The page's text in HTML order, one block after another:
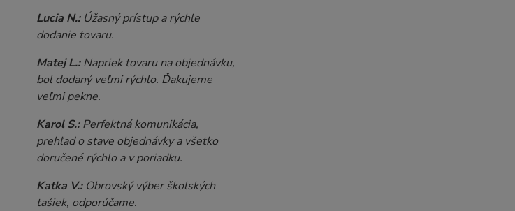
Lucia N.:Úžasný prístup a rýchle
dodanie tovaru.
Matej L.:Napriek tovaru na objednávku,
bol dodaný veľmi rýchlo. Ďakujeme
veľmi pekne.
Karol S.:Perfektná komunikácia,
prehľad o stave objednávky a všetko
doručené rýchlo a v poriadku.
Katka V.: Obrovský výber školských
tašiek, odporúčame.